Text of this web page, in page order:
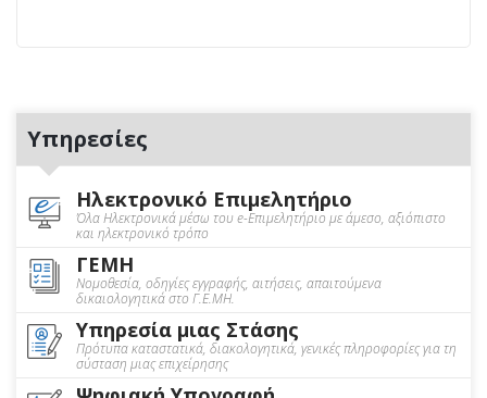
Υπηρεσίες
Ηλεκτρονικό Επιμελητήριο
Όλα Ηλεκτρονικά μέσω του e-Επιμελητήριο με άμεσο, αξιόπιστο
και ηλεκτρονικό τρόπο
ΓΕΜΗ
Νομοθεσία, οδηγίες εγγραφής, αιτήσεις, απαιτούμενα
δικαιολογητικά στο Γ.Ε.ΜΗ.
Υπηρεσία μιας Στάσης
Πρότυπα καταστατικά, διακολογητικά, γενικές πληροφορίες για τη
σύσταση μιας επιχείρησης